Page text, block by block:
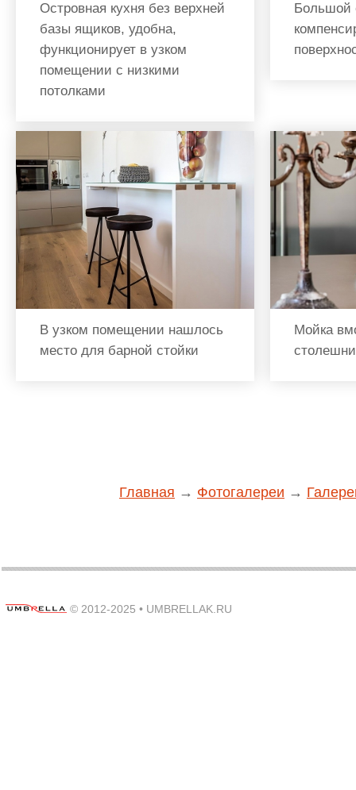
Островная кухня без верхней
базы ящиков, удобна,
функционирует в узком
помещении с низкими
потолками
Большой
В узком помещении нашлось
место для барной стойки
Мойка
Главная → Фотогалереи →
© 2012-2025 • UMBRELLAK.RU